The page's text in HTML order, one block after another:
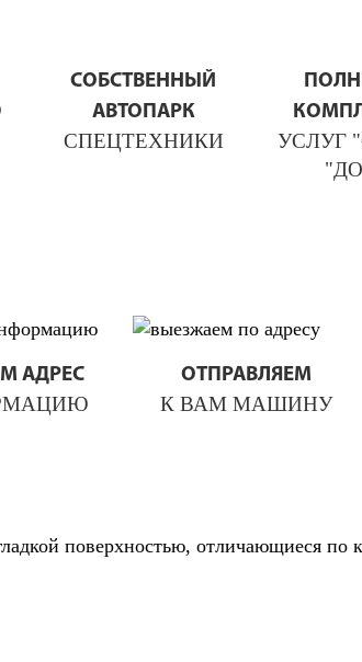
СОБСТВЕННЫЙ
АВТОПАРК
СПЕЦТЕХНИКИ
УСЛУГ
АДРЕС ОТПРАВЛЯЕМ
К ВАМ МАШИНУ
поверхностью, отличающиеся по